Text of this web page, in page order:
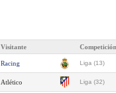
Visitante Competición
Racing Liga (13)
Atlético Liga (32)